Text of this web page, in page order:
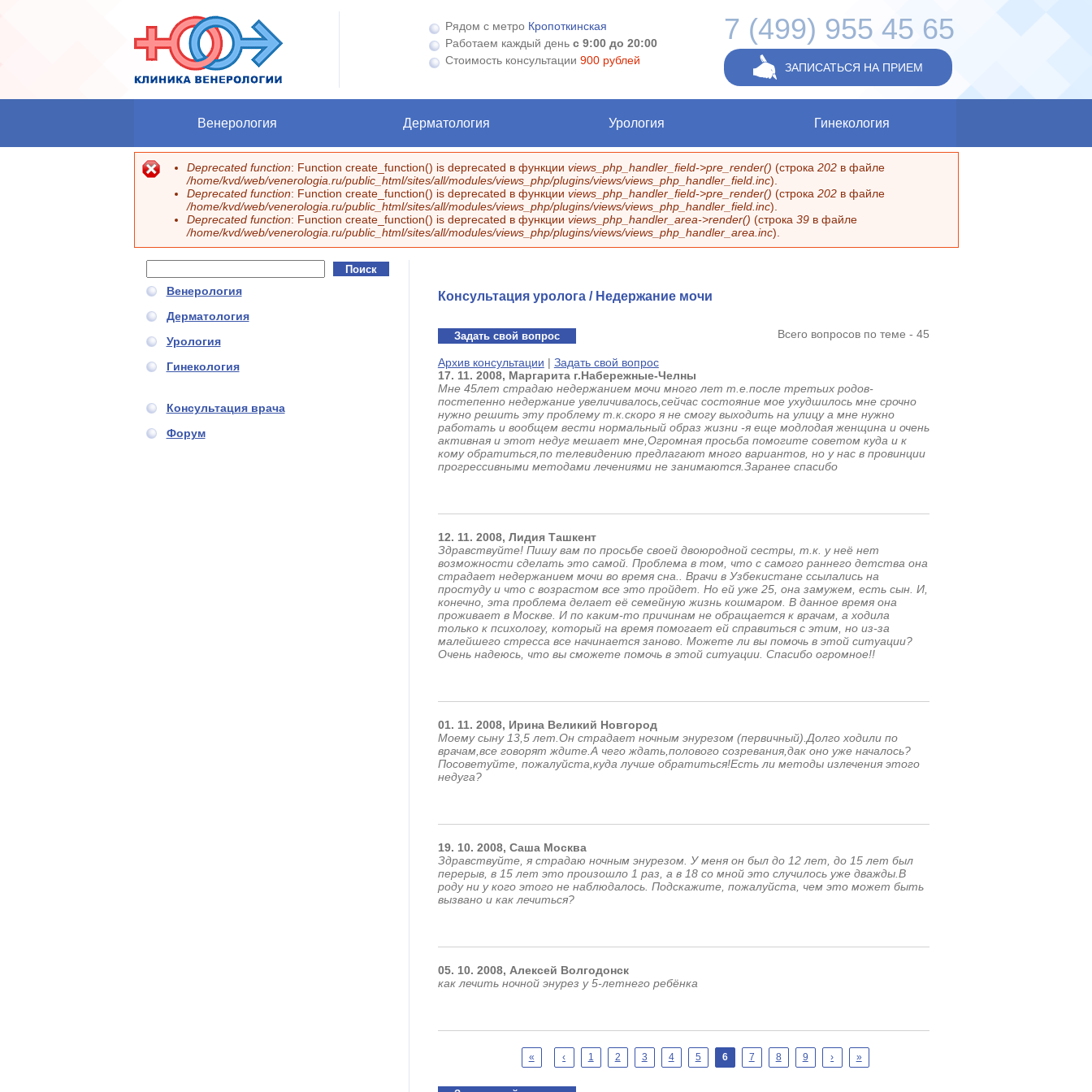
Рядом с метро Кропоткинская
Работаем каждый деньс 9:00 до 20:00
Стоимость консультации900 рублей
7 (499) 955 45 65
ЗАПИСАТЬСЯ НА ПРИЕМ
Венерология Дерматология Урология Гинекология
Сообщение об ошибке
Deprecated function: Function create_function() is deprecated в функции views_php_handler_field->pre_render() (строка 202в файле
/home/kvd/web/venerologia.ru/public_html/sites/all/modules/views_php/plugins/views/views_php_handler_field.inc).
Deprecated function: Function create_function() is deprecated в функции views_php_handler_field->pre_render() (строка 202в файле
/home/kvd/web/venerologia.ru/public_html/sites/all/modules/views_php/plugins/views/views_php_handler_field.inc).
Deprecated function: Function create_function() is deprecated в функции views_php_handler_area->render() (строка 39в файле
/home/kvd/web/venerologia.ru/public_html/sites/all/modules/views_php/plugins/views/views_php_handler_area.inc).
Форма поиска
Поиск
Венерология
Дерматология
Урология
Гинекология
Консультация врача
Форум
Консультация уролога / Недержание мочи
Задать свой вопрос Всего вопросов по теме - 45
Архив консультации | Задать свой вопрос
17. 11. 2008, Маргарита г.Набережные-Челны
Мне 45лет страдаю недержанием мочи много лет т.е.после третьих родов-
постепенно недержание увеличивалось,сейчас состояние мое ухудшилось мне срочно
нужно решить эту проблему т.к.скоро я не смогу выходить на улицу а мне нужно
работать и вообщем вести нормальный образ жизни -я еще модлодая женщина и очень
активная и этот недуг мешает мне,Огромная просьба помогите советом куда и к
кому обратиться,по телевидению предлагают много вариантов, но у нас в провинции
прогрессивными методами лечениями не занимаются.Заранее спасибо
12. 11. 2008, Лидия Ташкент
Здравствуйте! Пишу вам по просьбе своей двоюродной сестры, т.к. у неё нет
возможности сделать это самой. Проблема в том, что с самого раннего детства она
страдает недержанием мочи во время сна.. Врачи в Узбекистане ссылались на
простуду и что с возрастом все это пройдет. Но ей уже 25, она замужем, есть сын. И,
конечно, эта проблема делает её семейную жизнь кошмаром. В данное время она
проживает в Москве. И по каким-то причинам не обращается к врачам, а ходила
только к психологу, который на время помогает ей справиться с этим, но из-за
малейшего стресса все начинается заново. Можете ли вы помочь в этой ситуации?
Очень надеюсь, что вы сможете помочь в этой ситуации. Спасибо огромное!!
01. 11. 2008, Ирина Великий Новгород
Моему сыну 13,5 лет.Он страдает ночным энурезом (первичный).Долго ходили по
врачам,все говорят ждите.А чего ждать,полового созревания,дак оно уже началось?
Посоветуйте, пожалуйста,куда лучше обратиться!Есть ли методы излечения этого
недуга?
19. 10. 2008, Саша Москва
Здравствуйте, я страдаю ночным энурезом. У меня он был до 12 лет, до 15 лет был
перерыв, в 15 лет это произошло 1 раз, а в 18 со мной это случилось уже дважды.В
роду ни у кого этого не наблюдалось. Подскажите, пожалуйста, чем это может быть
вызвано и как лечиться?
05. 10. 2008, Алексей Волгодонск
как лечить ночной энурез у 5-летнего ребёнка
« ‹ 1 2 3 4 5 6 7 8 9 › »